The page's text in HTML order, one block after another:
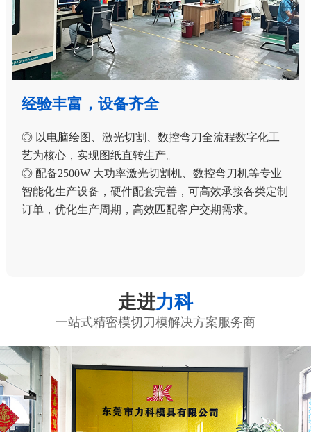
经验丰富，设备齐全
◎ 以电脑绘图、激光切割、数控弯刀全流程数字化工
艺为核心，实现图纸直转生产。
◎ 配备2500W 大功率激光切割机、数控弯刀机等专业
智能化生产设备，硬件配套完善，可高效承接各类定制
订单，优化生产周期，高效匹配客户交期需求。
走进力科
一站式精密模切刀模解决方案服务商